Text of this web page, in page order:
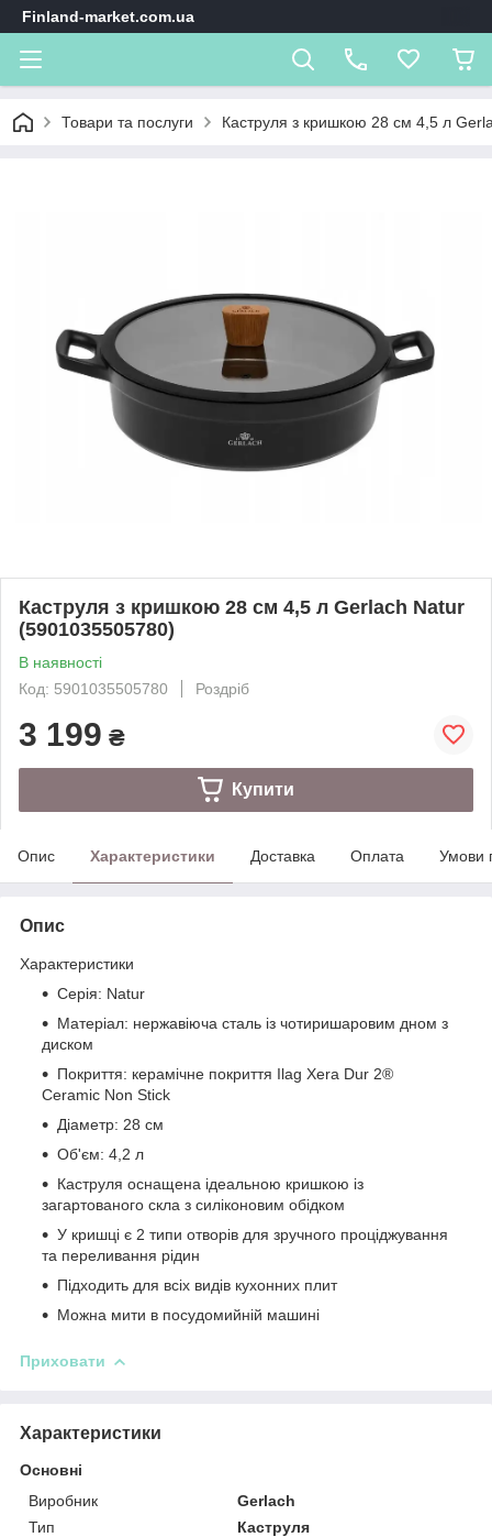
Finland-market.com.ua
Товари та послуги Каструля з кришкою 28 см 4,5 л
Каструля з кришкою 28 см 4,5 л Gerlach Natur
(5901035505780)
В наявності
Код: 5901035505780
Роздріб
3 199 ₴
Купити
Опис Характеристики Доставка Оплата Умови
Опис
Характеристики
Серія: Natur
Матеріал: нержавіюча сталь із чотиришаровим дном з
диском
Покриття: керамічне покриття Ilag Xera Dur 2®
Ceramic Non Stick
Діаметр: 28 см
Об'єм: 4,2 л
Каструля оснащена ідеальною кришкою із
загартованого скла з силіконовим обідком
У кришці є 2 типи отворів для зручного проціджування
та переливання рідин
Підходить для всіх видів кухонних плит
Можна мити в посудомийній машині
Приховати
Характеристики
Основні
Виробник
Gerlach
Тип
Каструля